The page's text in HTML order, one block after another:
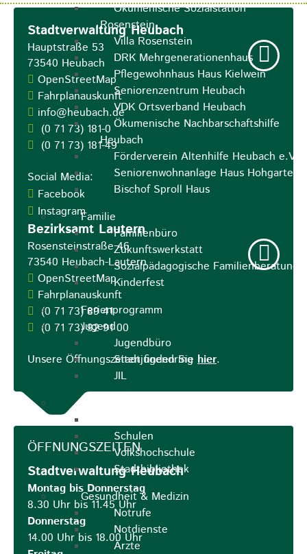
Ökumenische Sozialstation
Rosenstein
Villa Rosenstein
DRK Mehrgenerationenhaus
Pflegewohnhaus Haus Kielwein
Seniorenzentrum Heubach
VDK Ortsverband Heubach
Ökumenische Nachbarschaftshilfe
Heubach
Förderverein Altenhilfe Heubach e.V.
Seniorenwohnanlage Haus Hohgarten
Bischof Sproll Haus
Familie
Familienbüro
Zukunftswerkstatt
Sozialpädagogische Familienberatung
Kinderfest
Ferienprogramm
Jugend
Jugendbüro
Stadtjugendring
JIL
Schulen
Volkshochschule
Stadtbibliothek
Gesundheit & Medizin
Notrufe
Notdienste
Ärzte
Stadtverwaltung Heubach
Hauptstraße 53
73540 Heubach
OpenStreetMap
Fahrplanauskunft
info@heubach.de
(0 71 73) 181-0
(0 71 73) 181-49
Social Media:
Facebook
Instagram
Bezirksamt Lautern
Rosensteinstraße 46
73540 Heubach-Lautern
OpenStreetMap
Fahrplanauskunft
(0 71 73) 89 41
(0 71 73) 92 91 00
Unsere Öffnungszeiten finden Sie hier.
ÖFFNUNGSZEITEN
Stadtverwaltung Heubach
Montag bis Donnerstag
8.30 Uhr bis 11.45 Uhr
Donnerstag
14.00 Uhr bis 18.00 Uhr